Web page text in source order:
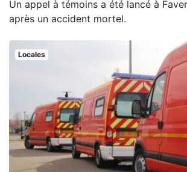
Un appel à témoins a été lancé à
après un accident mortel.
Locales